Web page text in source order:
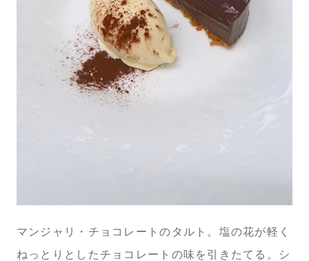
マンジャリ・チョコレートのタルト。塩の花が軽く
ねっとりとしたチョコレートの味を引きたてる。シ